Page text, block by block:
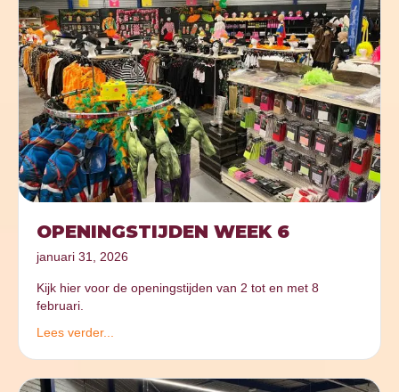
OPENINGSTIJDEN WEEK 6
januari 31, 2026
Kijk hier voor de openingstijden van 2 tot en met 8
februari.
Lees verder...